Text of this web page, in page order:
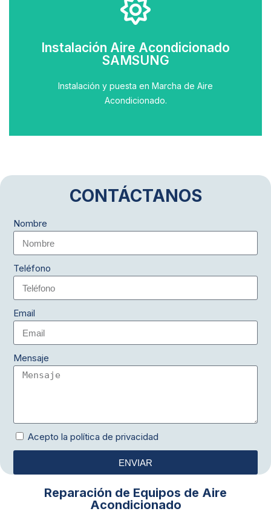
Instalación Aire Acondicionado
SAMSUNG
Instalación y puesta en Marcha de Aire
Acondicionado.
Instalar Aire Acondicionado
Solicitar Presupuesto con un Técnico
Llamar
CONTÁCTANOS
Nombre
Teléfono
Email
Mensaje
Acepto la política de privacidad
ENVIAR
Reparación de Equipos de Aire
Acondicionado